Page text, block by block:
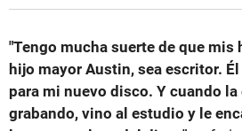
"Tengo mucha suerte de que
hijo mayor Austin, sea escritor.
para mi nuevo disco. Y cuando la
grabando, vino al estudio y le